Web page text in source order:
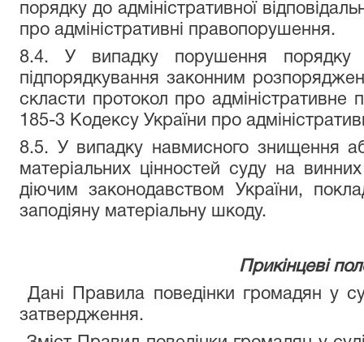
порядку до адміністративної
про адміністративні правопорушення.
8.4. У випадку порушення порядку
підпорядкування законним
скласти протокол про
185-3 Кодексу України про
8.5. У випадку навмисного знищення
матеріальних цінностей суду на
діючим законодавством України,
заподіяну матеріальну шкоду.
Прикінцеві
Дані Правила поведінки громадян у
затвердження.